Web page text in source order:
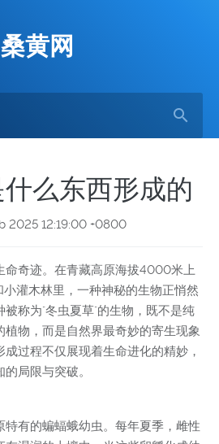
桑黄网
么东西形成的
2025 12:19:00 +0800
命奇迹。在青藏高原海拔4000米上
灌木林里，一种神秘的生物正悄然
称为"冬虫夏草"的生物，既不是纯
物，而是自然界最奇妙的寄生现象
过程不仅展现着生命进化的精妙，
局限与突破。
有的蝙蝠蛾幼虫。每年夏季，雌性